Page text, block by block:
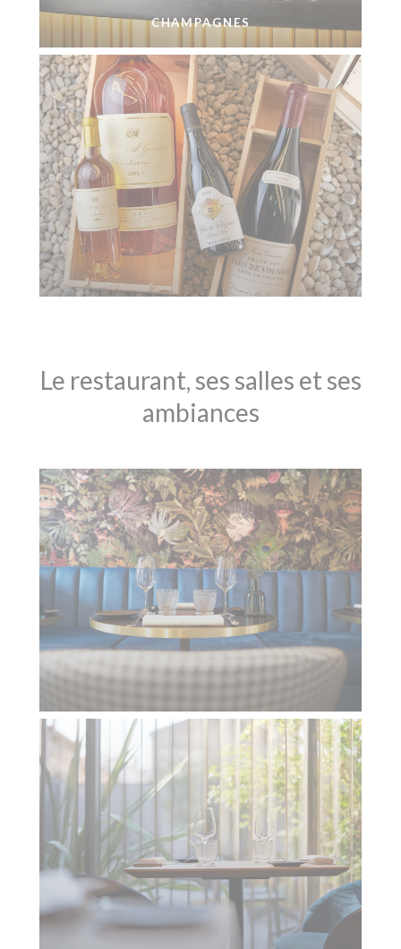
CHAMPAGNES
Le restaurant, ses salles et ses
ambiances